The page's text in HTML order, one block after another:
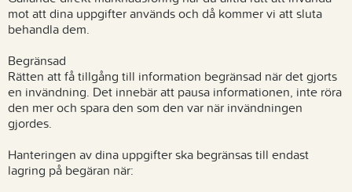
mot att dina uppgifter används och då kommer vi att sluta
behandla dem.
Begränsad
Rätten att få tillgång till information begränsad när det gjorts
en invändning. Det innebär att pausa informationen, inte röra
den mer och spara den som den var när invändningen
gjordes.
Hanteringen av dina uppgifter ska begränsas till endast
lagring på begäran när: